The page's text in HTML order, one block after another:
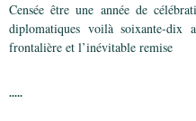
Censée être une année de
diplomatiques voilà soixante-dix
frontalière et l’inévitable remise
.....